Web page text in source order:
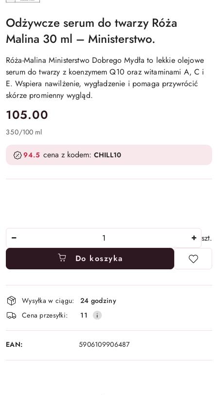
Odżywcze serum do twarzy Róża
Malina 30 ml – Ministerstwo.
Róża-Malina Ministerstwo Dobrego Mydła to lekkie olejowe
serum do twarzy z koenzymem Q10 oraz witaminami A, C i
E. Wspiera nawilżenie, wygładzenie i pomaga przywrócić
skórze promienny wygląd.
cena:
105.00
350/100 ml
94.5 cena z kodem: CHILL10
szt.
Do koszyka
Dostępność
i
dostawa
Wysyłka w ciągu:
24 godziny
Cena przesyłki:
11
EAN: 5906109906487